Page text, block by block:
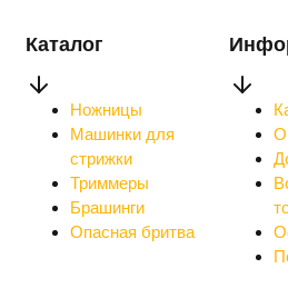
Каталог
Ножницы
Машинки для
стрижки
Триммеры
Брашинги
Опасная бритва